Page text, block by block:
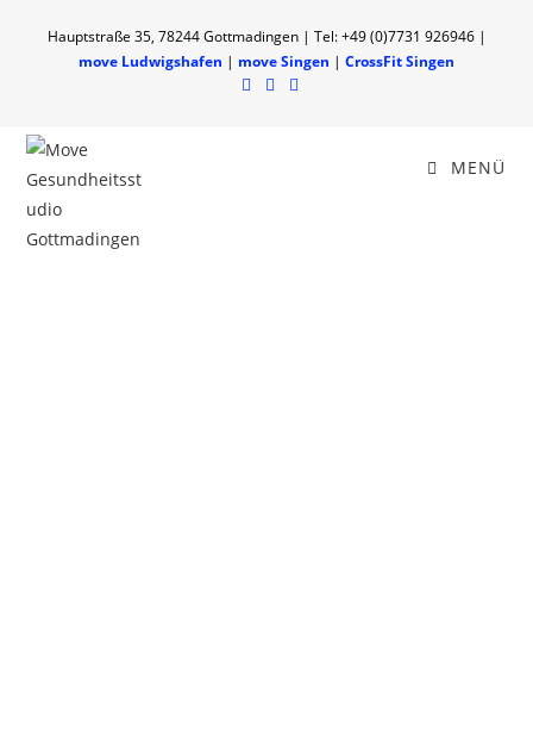
Hauptstraße 35, 78244 Gottmadingen | Tel: +49 (0)7731 926946 |
move Ludwigshafen | move Singen | CrossFit Singen
MENÜ